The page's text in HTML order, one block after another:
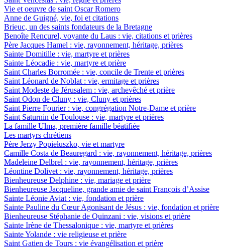
Vie et oeuvre de saint Oscar Romero
Anne de Guigné, vie, foi et citations
Brieuc, un des saints fondateurs de la Bretagne
Benoîte Rencurel, voyante du Laus : vie, citations et prières
Père Jacques Hamel : vie, rayonnement, héritage, prières
Sainte Domitille : vie, martyre et prières
Sainte Léocadie : vie, martyre et prière
Saint Charles Borromée : vie, concile de Trente et prières
Saint Léonard de Noblat : vie, ermitage et prières
Saint Modeste de Jérusalem : vie, archevêché et prière
Saint Odon de Cluny : vie, Cluny et prières
Saint Pierre Fourier : vie, congrégation Notre-Dame et prière
Saint Saturnin de Toulouse : vie, martyre et prières
La famille Ulma, première famille béatifiée
Les martyrs chrétiens
Père Jerzy Popiełuszko, vie et martyre
Camille Costa de Beauregard : vie, rayonnement, héritage, prières
Madeleine Delbrel : vie, rayonnement, héritage, prières
Léontine Dolivet : vie, rayonnement, héritage, prières
Bienheureuse Delphine : vie, mariage et prière
Bienheureuse Jacqueline, grande amie de saint François d’Assise
Sainte Léonie Aviat : vie, fondation et prière
Sainte Pauline du Cœur Agonisant de Jésus : vie, fondation et prière
Bienheureuse Stéphanie de Quinzani : vie, visions et prière
Sainte Irène de Thessalonique : vie, martyre et prières
Sainte Yolande : vie religieuse et prière
Saint Gatien de Tours : vie évangélisation et prière